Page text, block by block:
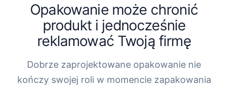
Opakowanie może chronić
produkt i jednocześnie
reklamować Twoją firmę
Dobrze zaprojektowane opakowanie nie
kończy swojej roli w momencie zapakowania